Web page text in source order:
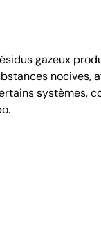
gazeux
systèmes,